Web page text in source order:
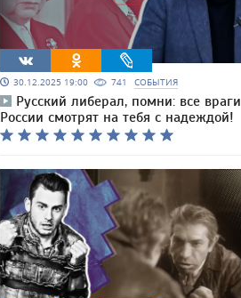
30.12.2025 19:00 741 СОБЫТИЯ
Русский либерал, помни: все враги
России смотрят на тебя с надеждой!